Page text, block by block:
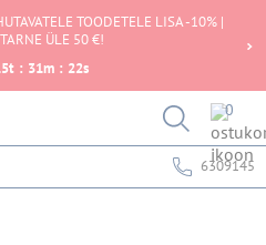
TOODETELE LISA -10% |
ÜLE 50 €!
t : 31m : 22s
0
6309145